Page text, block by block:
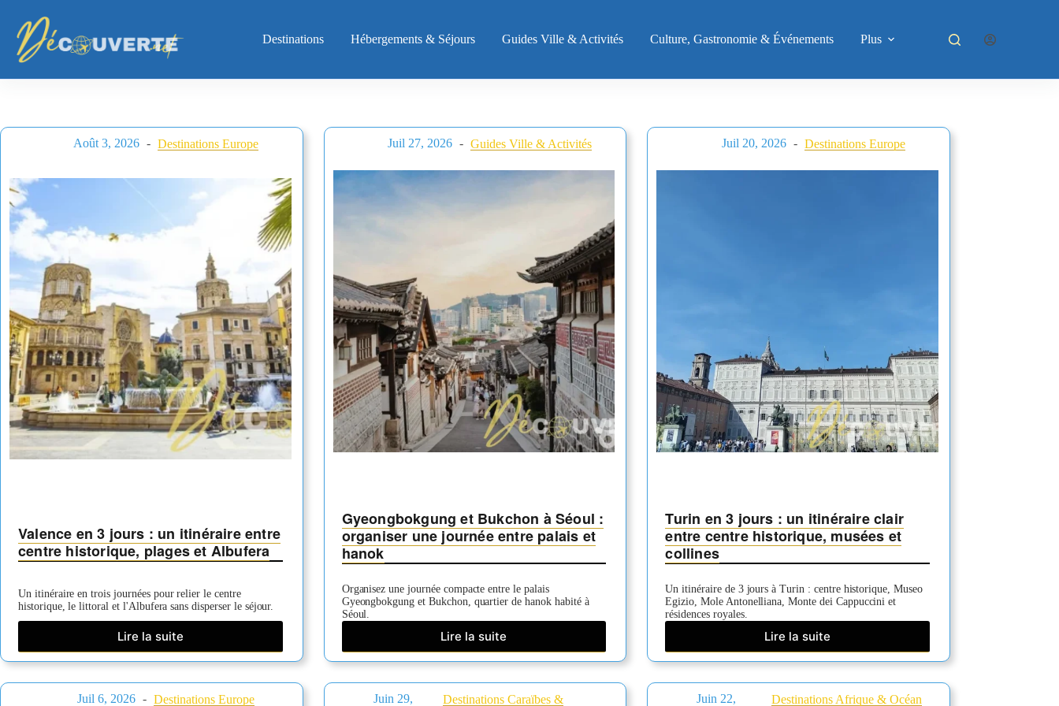
contenu
Destinations Hébergements & Séjours Guides Ville & Activités Culture, Gastronomie & Événements Plus
Août 3, 2026 Destinations Europe
Valence en 3 jours : un itinéraire entre
centre historique, plages et Albufera
Un itinéraire en trois journées pour relier le centre
historique, le littoral et l'Albufera sans disperser le séjour.
Lire la suite
Valence
en
jours
Juil 27, 2026 Guides Ville & Activités
Gyeongbokgung et Bukchon à Séoul :
organiser une journée entre palais et
hanok
Organisez une journée compacte entre le palais
Gyeongbokgung et Bukchon, quartier de hanok habité à
Séoul.
Lire la suiteGyeongbokgung
et
à
Séoul
Juil 20, 2026 Destinations Europe
Turin en 3 jours : un itinéraire clair
entre centre historique, musées et
collines
Un itinéraire de 3 jours à Turin : centre historique, Museo
Egizio, Mole Antonelliana, Monte dei Cappuccini et
résidences royales.
Lire la suite
Turin
en
jours
:
Juil 6, 2026 Destinations Europe
Juin 29,
Destinations Caraïbes &
Juin 22,
Destinations Afrique & Océan